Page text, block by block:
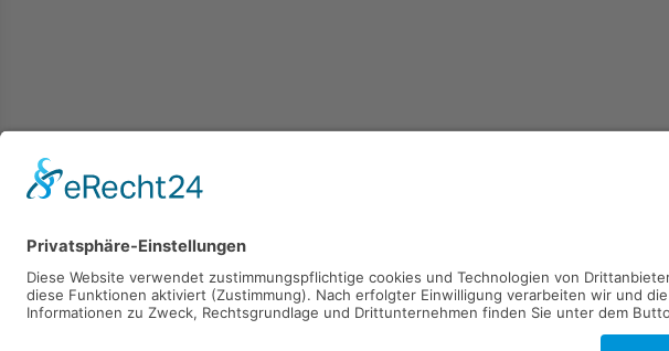
Kaufen Verkaufen
2026 © Carpaten Immobilien.